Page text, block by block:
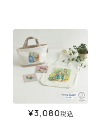
¥3,080税込